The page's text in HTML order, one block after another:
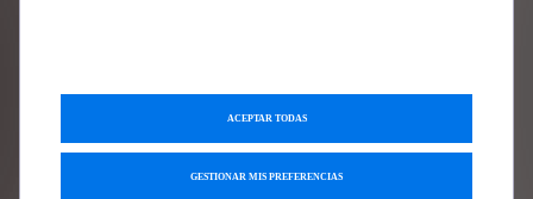
METÁLICO
Entrega estimada:17/08
GESTIONAR MIS PREFERENCIAS
ACEPTAR TODAS